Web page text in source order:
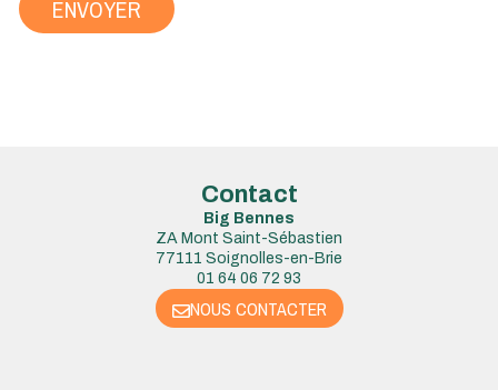
ENVOYER
Contact
Big Bennes
ZA Mont Saint-Sébastien
77111 Soignolles-en-Brie
01 64 06 72 93
NOUS CONTACTER